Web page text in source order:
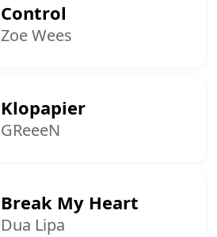
Control
Zoe Wees
Klopapier
GReeeN
Break My Heart
Dua Lipa